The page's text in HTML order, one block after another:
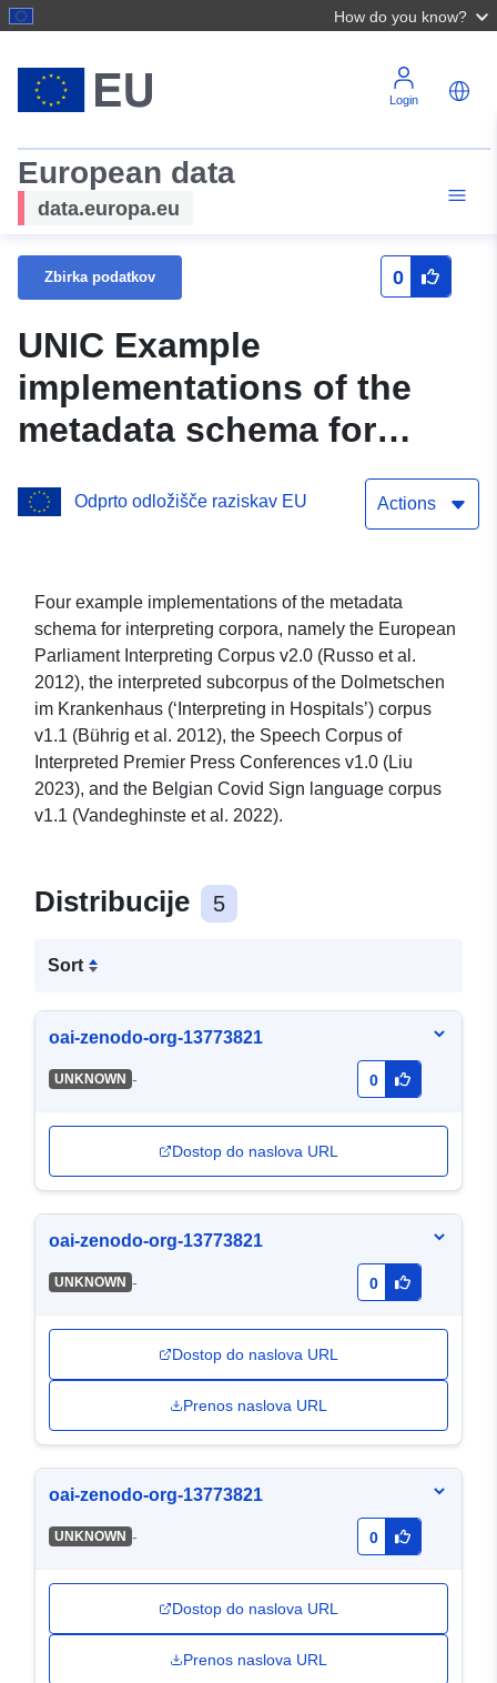
How do you know?
Login
European data
data.europa.eu
Zbirka podatkov 0
UNIC Example
implementations of the
metadata schema for
Odprto odložišče raziskav EU Actions
Four example implementations of the metadata
schema for interpreting corpora, namely the European
Parliament Interpreting Corpus v2.0 (Russo et al.
2012), the interpreted subcorpus of the Dolmetschen
im Krankenhaus (‘Interpreting in Hospitals’) corpus
v1.1 (Bührig et al. 2012), the Speech Corpus of
Interpreted Premier Press Conferences v1.0 (Liu
2023), and the Belgian Covid Sign language corpus
v1.1 (Vandeghinste et al. 2022).
Distribucije 5
Sort
oai-zenodo-org-13773821
UNKNOWN - 0
Dostop do naslova URL
oai-zenodo-org-13773821
UNKNOWN - 0
Dostop do naslova URL
Prenos naslova URL
oai-zenodo-org-13773821
UNKNOWN - 0
Dostop do naslova URL
Prenos naslova URL